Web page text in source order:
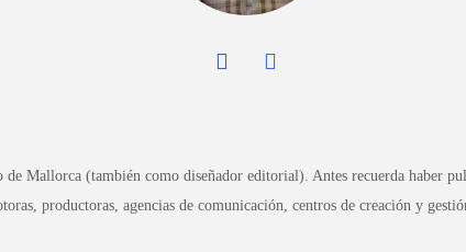
Mallorca (también como diseñador editorial). Antes recuerda haber
productoras, agencias de comunicación, centros de creación y